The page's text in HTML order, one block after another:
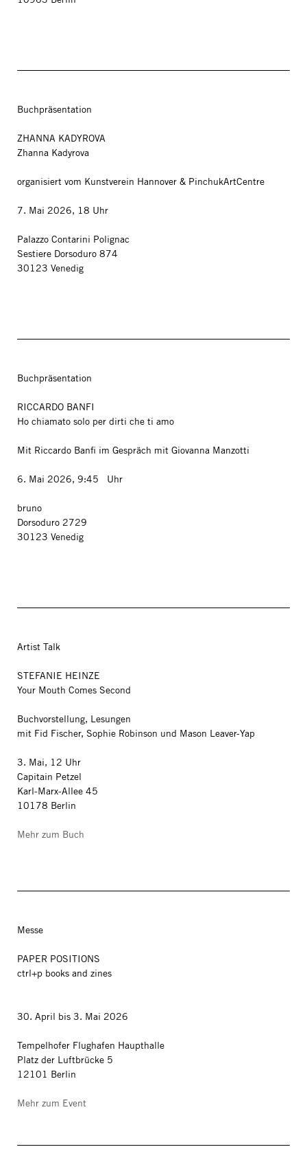
Buchpräsentation
ZHANNA KADYROVA
Zhanna Kadyrova
organisiert vom Kunstverein Hannover & PinchukArtCentre
7. Mai 2026, 18 Uhr
Palazzo Contarini Polignac
Sestiere Dorsoduro 874
30123 Venedig
Buchpräsentation
RICCARDO BANFI
Ho chiamato solo per dirti che ti amo
Mit Riccardo Banfi im Gespräch mit Giovanna Manzotti
6. Mai 2026, 9:45 Uhr
bruno
Dorsoduro 2729
30123 Venedig
Artist Talk
STEFANIE HEINZE
Your Mouth Comes Second
Buchvorstellung, Lesungen
mit Fid Fischer, Sophie Robinson und Mason Leaver-Yap
3. Mai, 12 Uhr
Capitain Petzel
Karl-Marx-Allee 45
10178 Berlin
Mehr zum Buch
Messe
PAPER POSITIONS
ctrl+p books and zines
30. April bis 3. Mai 2026
Tempelhofer Flughafen Haupthalle
Platz der Luftbrücke 5
12101 Berlin
Mehr zum Event